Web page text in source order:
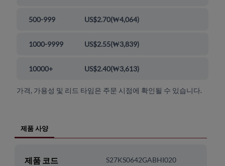
500-999 US$2.70(₩4,064)
1000-9999 US$2.55(₩3,839)
10000+ US$2.40(₩3,613)
가격, 가용성 및 리드 타임은 주문 시점에 확인될 수 있습니다.
제품 사양
제품 코드 S27KS0642GABHI020